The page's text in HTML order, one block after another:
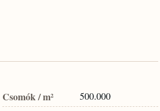
Csomók / m² 500.000